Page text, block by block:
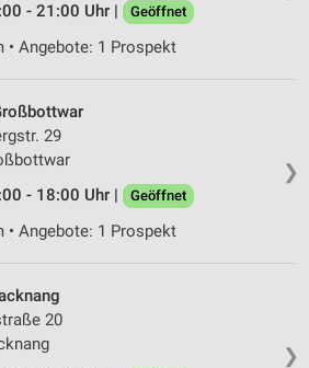
- 21:00 Uhr |
Geöffnet
• Angebote: 1 Prospekt
❯
29
- 18:00 Uhr |
Geöffnet
• Angebote: 1 Prospekt
❯
20